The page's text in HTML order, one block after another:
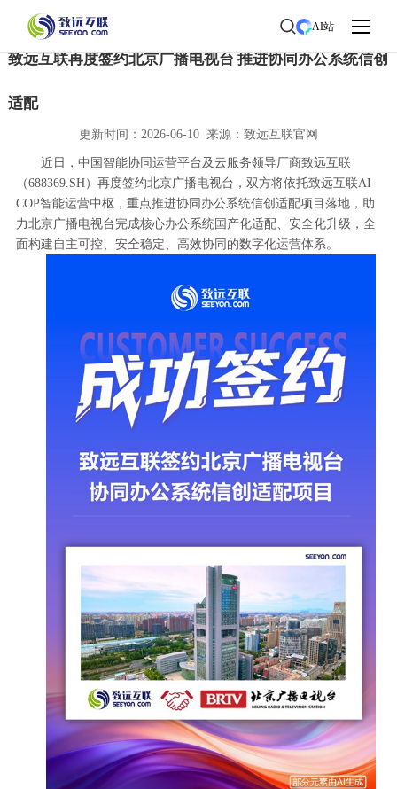
AI站
首页>了解致远>新闻中心
致远互联再度签约北京广播电视台 推进协同办公系统信创
适配
更新时间：2026-06-10 来源：致远互联官网
近日，中国智能协同运营平台及云服务领导厂商致远互联
（688369.SH）再度签约北京广播电视台，双方将依托致远互联AI-
COP智能运营中枢，重点推进协同办公系统信创适配项目落地，助
力北京广播电视台完成核心办公系统国产化适配、安全化升级，全
面构建自主可控、安全稳定、高效协同的数字化运营体系。